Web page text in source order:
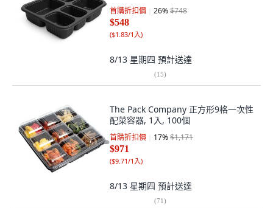
首購折扣價 26%$748
$548
($1.83/1入)
8/13 星期四 預計送達
(15)
The Pack Company 正方形9格一次性
配菜容器, 1入, 100個
首購折扣價 17%$1,171
$971
($9.71/1入)
8/13 星期四 預計送達
(71)